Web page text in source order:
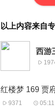
以上内容来自
西游
红楼梦 169 贾
9371 05:11